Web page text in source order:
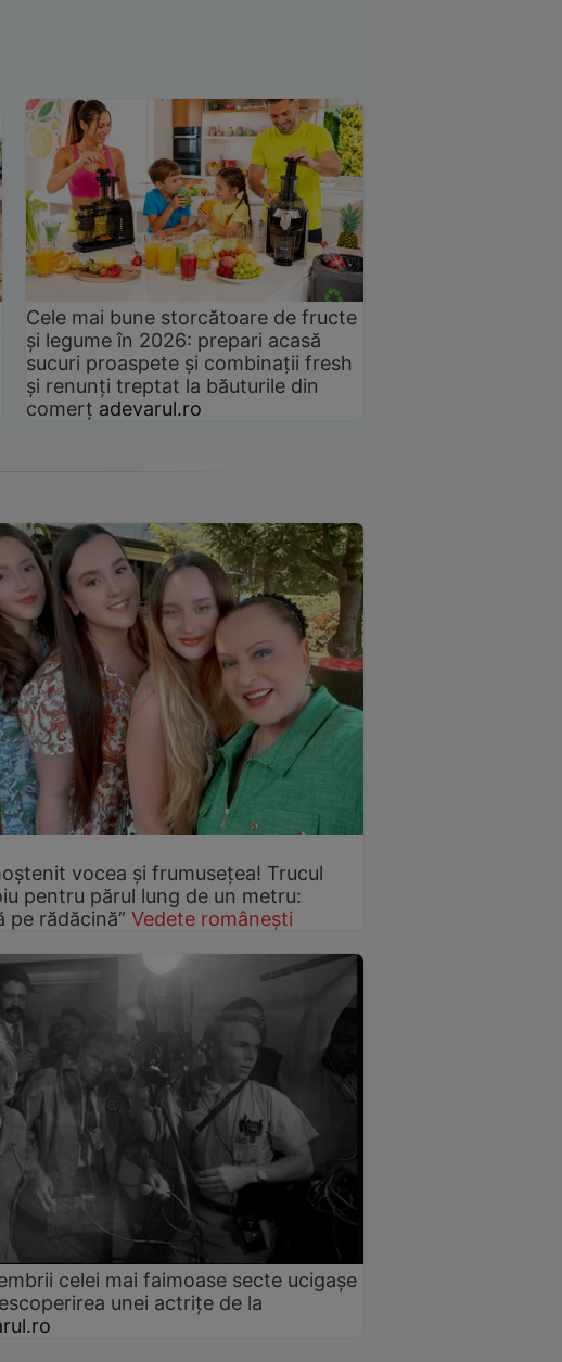
Cele mai bune storcătoare de fructe
și legume în 2026: prepari acasă
sucuri proaspete și combinații fresh
și renunți treptat la băuturile din
comerț adevarul.ro
vocea și frumusețea! Trucul
pentru părul lung de un metru:
pe rădăcină” Vedete românești
celei mai faimoase secte ucigașe
unei actrițe de la